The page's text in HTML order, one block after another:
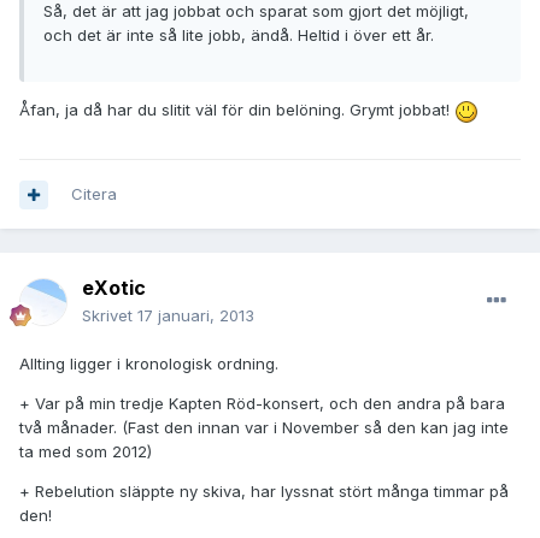
Så, det är att jag jobbat och sparat som gjort det möjligt,
och det är inte så lite jobb, ändå. Heltid i över ett år.
Åfan, ja då har du slitit väl för din belöning. Grymt jobbat!
Citera
eXotic
Skrivet 17 januari, 2013
Allting ligger i kronologisk ordning.
+ Var på min tredje Kapten Röd-konsert, och den andra på bara
två månader. (Fast den innan var i November så den kan jag inte
ta med som 2012)
+ Rebelution släppte ny skiva, har lyssnat stört många timmar på
den!